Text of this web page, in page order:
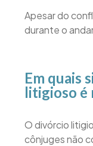
Apesar do
durante o
Em quais
litigioso é
O divórcio
cônjuges não